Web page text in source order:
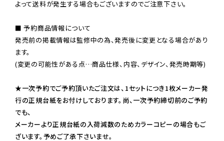
よって送料が発生する場合もございますのでご注意下さい。
■ 予約商品情報について
発売前の掲載情報は監修中の為、発売後に変更となる場合があり
ます。
(変更の可能性がある点…商品仕様、内容、デザイン、発売時期等)
★一次予約でご予約頂いたご注文は、1セットにつき1枚メーカー発
行の正規台紙をお付けしております。尚、一次予約締切前のご予約
でも、
メーカーより正規台紙の入荷減数のためカラーコピーの場合もご
ざいます。予めご了承下さいませ。